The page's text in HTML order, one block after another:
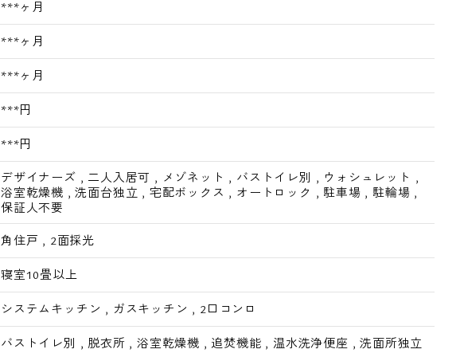
***ヶ月
***ヶ月
***ヶ月
***円
***円
デザイナーズ , 二人入居可 , メゾネット , バストイレ別 , ウォシュレット ,
浴室乾燥機 ,洗面台独立 , 宅配ボックス , オートロック , 駐車場 , 駐輪場 ,
保証人不要
角住戸 , 2面採光
寝室10畳以上
システムキッチン , ガスキッチン , 2口コンロ
バストイレ別 , 脱衣所 ,浴室乾燥機 , 追焚機能 , 温水洗浄便座 ,洗面所独立